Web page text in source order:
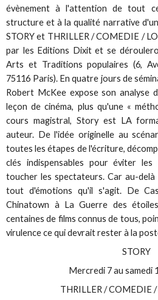
évènement à l'attention de tout
structure et à la qualité narrative
STORY et THRILLER / COMEDIE /
par les Editions Dixit et se
Arts et Traditions populaires (6,
75116 Paris). En quatre jours de
Robert McKee expose son analyse
leçon de cinéma, plus qu'une «
cours magistral, Story est LA
auteur. De l'idée originelle au
toutes les étapes de l'écriture,
clés indispensables pour éviter
toucher les spectateurs. Car au-
tout d'émotions qu'il s'agit. De
Chinatown à La Guerre des
centaines de films connus de tous,
virulence ce qui devrait rester à la
STORY
Mercredi 7 au samedi
THRILLER / COMEDIE /